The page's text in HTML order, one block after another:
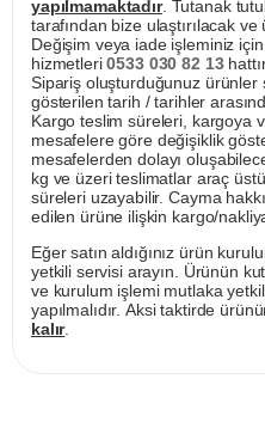
yapılmamaktadır. Tutanak
tarafından bize ulaştırılacak
Değişim veya iade işleminiz
hizmetleri0533 030 82 13
Sipariş oluşturduğunuz ürünler
gösterilen tarih / tarihler
Kargo teslim süreleri, kargoya
mesafelere göre değişiklik
mesafelerden dolayı
kg ve üzeri teslimatlar araç
süreleri uzayabilir. Cayma
edilen ürüne ilişkin kargo/
Eğer satın aldığınız ürün
yetkili servisi arayın. Ürünün
ve kurulum işlemi mutlaka
yapılmalıdır. Aksi taktirde
kalır.